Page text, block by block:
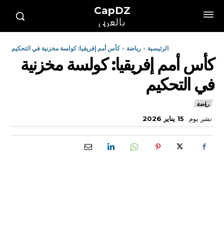
CapDZ
بالعربي
الرئيسية رياضة كأس أمم إفريقيا: كولسة مخزنية في التحكيم
كأس أمم إفريقيا: كولسة مخزنية
في التحكيم
رياضة
نشر يوم 15 يناير 2026